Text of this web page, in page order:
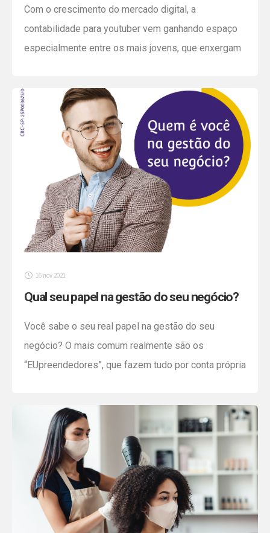
Com o crescimento do mercado digital, a
contabilidade para youtuber vem ganhando espaço
especialmente entre os mais jovens, que enxergam
está lendo este post, é porque tem tanto interesse
no assunto quanto nossos contadores, de olho
nesse nicho de mercado – e se já quiser marcar […]
16 nov 2021
Qual seu papel na gestão do seu negócio?
Você sabe o seu real papel na gestão do seu
negócio? O mais comum realmente são os
“EUpreendedores”, que fazem tudo por conta própria
noção e controle, ok. Mas a gente sabe que a grande
maioria tem dificuldades e o segredo para não falhar
é contar […]